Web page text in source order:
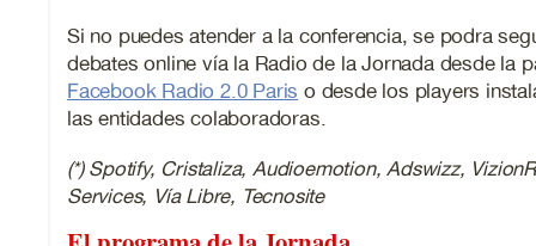
Si no puedes atender a la conferencia, se podra
debates online vía la Radio de la Jornada desde la
Facebook Radio 2.0 Paris o desde los players
las entidades colaboradoras.
(*) Spotify, Cristaliza, Audioemotion, Adswizz,
Services, Vía Libre, Tecnosite